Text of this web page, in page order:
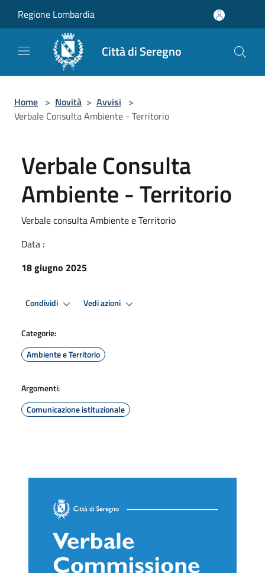
Regione Lombardia
Città di Seregno
Home > Novità > Avvisi >
Verbale Consulta Ambiente - Territorio
Verbale Consulta
Ambiente - Territorio
Verbale consulta Ambiente e Territorio
Data :
18 giugno 2025
Condividi Vedi azioni
Categorie:
Ambiente e Territorio
Argomenti:
Comunicazione istituzionale